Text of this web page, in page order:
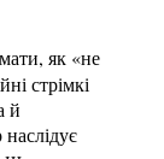
як «не
стрімкі
й